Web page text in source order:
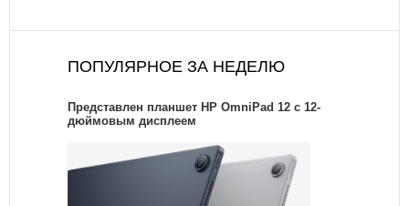
ПОПУЛЯРНОЕ ЗА НЕДЕЛЮ
Представлен планшет HP OmniPad 12 с 12-
дюймовым дисплеем